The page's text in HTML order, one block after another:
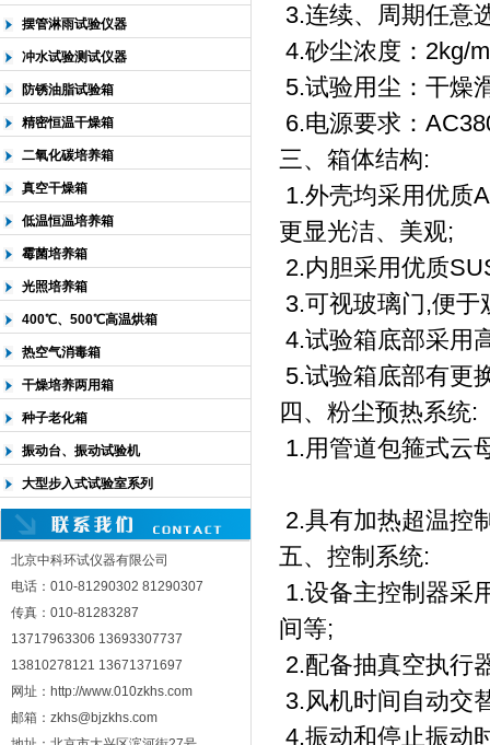
摆管淋雨试验仪器
冲水试验测试仪器
防锈油脂试验箱
精密恒温干燥箱
二氧化碳培养箱
真空干燥箱
低温恒温培养箱
霉菌培养箱
光照培养箱
400℃、500℃高温烘箱
热空气消毒箱
干燥培养两用箱
种子老化箱
振动台、振动试验机
大型步入式试验室系列
北京中科环试仪器有限公司
电话：010-81290302 81290307
传真：010-81283287
13717963306 13693307737
13810278121 13671371697
网址：http://www.010zkhs.com
邮箱：zkhs@bjzkhs.com
3.连续、周期任意
4.砂尘浓度：2kg/
5.试验用尘：干燥
6.电源要求：
三、箱体结构:
1.外壳均采用优质
更显光洁、美观;
2.内胆采用优质
3.可视玻璃门,便
4.试验箱底部采用
5.试验箱底部有更
四、粉尘预热系统:
1.用管道包箍式云
2.具有加热超温控
五、控制系统:
1.设备主控制器采
间等;
2.配备抽真空执行
3.风机时间自动交
4.振动和停止振动